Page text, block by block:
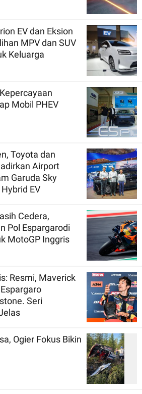
EV dan Eksion
MPV dan SUV
Keluarga
Mobil PHEV
Toyota dan
Airport
Garuda Sky
EV
Cedera,
Pol Espargarodi
MotoGP Inggris
Resmi, Maverick
Seri
Ogier Fokus Bikin